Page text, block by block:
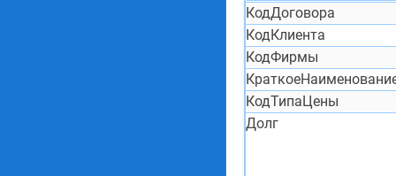
КодДоговора
КодКлиента
КодФирмы
КодТипаЦены
Долг